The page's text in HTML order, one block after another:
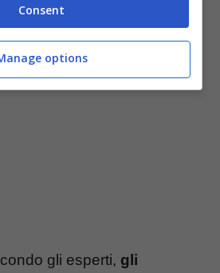
– Ttiviaggi.it
gli esperti, gli
Consent
options